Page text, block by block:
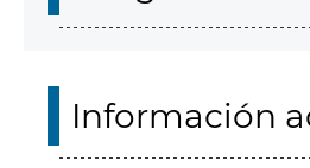
Información